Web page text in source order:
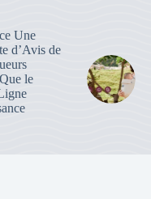
Une
d’Avis de
le